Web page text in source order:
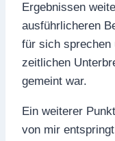
Ergebnissen
ausführlicheren
für sich sprechen
zeitlichen
gemeint war.
Ein weiterer
von mir